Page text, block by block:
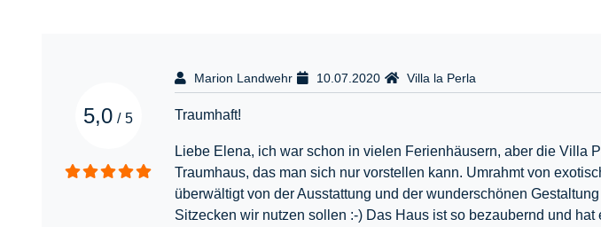
5,0 / 5
Marion Landwehr 10.07.2020 Villa la Perla
Traumhaft!
Liebe Elena, ich war schon in vielen Ferienhäusern, aber die Villa
Traumhaus, das man sich nur vorstellen kann. Umrahmt von
überwältigt von der Ausstattung und der wunderschönen
Sitzecken wir nutzen sollen :-) Das Haus ist so bezaubernd und